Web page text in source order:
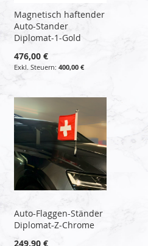
Magnetisch haftender
Auto-Stander
Diplomat-1-Gold
476,00 €
400,00 €
Auto-Flaggen-Ständer
Diplomat-Z-Chrome
249,90 €